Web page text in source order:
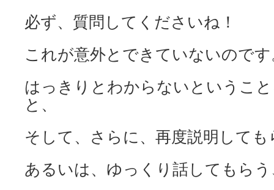
必ず、質問してくださいね！
これが意外とできていないので
はっきりとわからないというこ
と、
そして、さらに、再度説明しても
あるいは、ゆっくり話してもら